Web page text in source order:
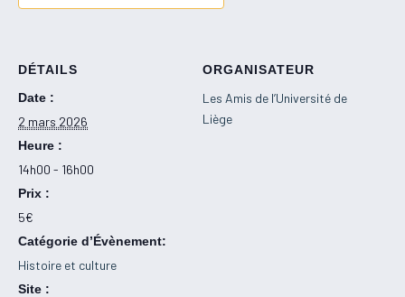
DÉTAILS
Date :
2 mars 2026
Heure :
14h00 - 16h00
Prix :
5€
Catégorie d’Évènement:
Histoire et culture
Site :
ORGANISATEUR
Les Amis de l’Université de
Liège